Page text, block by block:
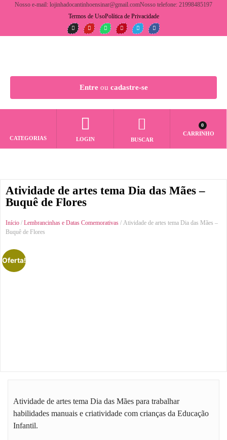
Nosso e-mail: lojinhadocantinhoensinar@gmail.comNosso telefone: 21998485197
Termos de UsoPolítica de Privacidade
Entreou cadastre-se
CATEGORIAS LOGIN BUSCAR
0
CARRINHO
Atividade de artes tema Dia das Mães –
Buquê de Flores
Início / Lembrancinhas e Datas Comemorativas / Atividade de artes tema Dia das Mães –
Buquê de Flores
Oferta!
Atividade de artes tema Dia das Mães para trabalhar
habilidades manuais e criatividade com crianças da Educação
Infantil.